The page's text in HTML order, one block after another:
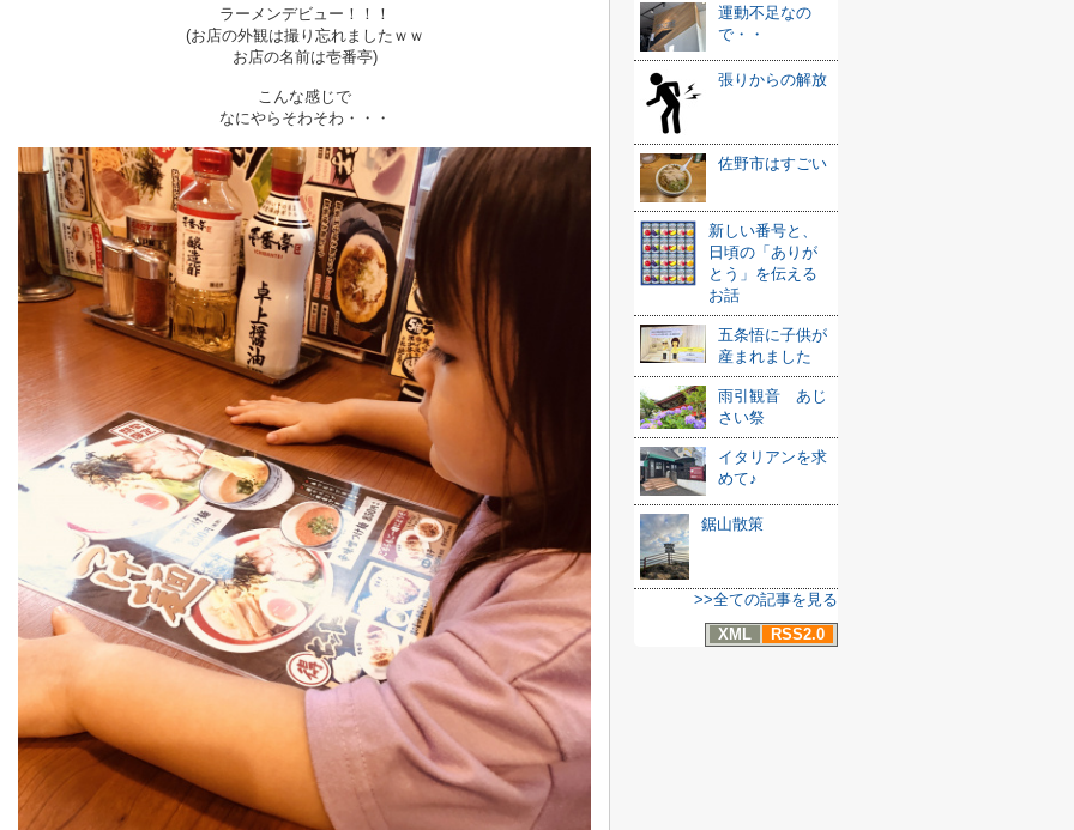
ラーメンデビュー！！！
(お店の外観は撮り忘れましたｗｗ
お店の名前は壱番亭)
こんな感じで
なにやらそわそわ・・・
運動不足なの
で・・
張りからの解放
佐野市はすごい
新しい番号と、
日頃の「ありが
とう」を伝える
お話
五条悟に子供が
産まれました
雨引観音 あじ
さい祭
イタリアンを求
めて♪
鋸山散策
>>全ての記事を見る
XML
RSS2.0